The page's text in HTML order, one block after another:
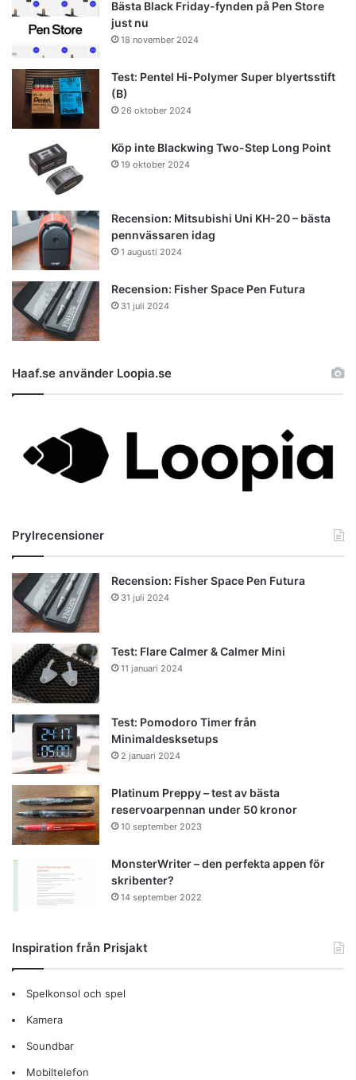
Bästa Black Friday-fynden på Pen Store
just nu
18 november 2024
Test: Pentel Hi-Polymer Super blyertsstift
(B)
26 oktober 2024
Köp inte Blackwing Two-Step Long Point
19 oktober 2024
Recension: Mitsubishi Uni KH-20 – bästa
pennvässaren idag
1 augusti 2024
Recension: Fisher Space Pen Futura
31 juli 2024
Haaf.se använder Loopia.se
Prylrecensioner
Recension: Fisher Space Pen Futura
31 juli 2024
Test: Flare Calmer & Calmer Mini
11 januari 2024
Test: Pomodoro Timer från
Minimaldesksetups
2 januari 2024
Platinum Preppy – test av bästa
reservoarpennan under 50 kronor
10 september 2023
MonsterWriter – den perfekta appen för
skribenter?
14 september 2022
Inspiration från Prisjakt
Spelkonsol och spel
Kamera
Soundbar
Mobiltelefon